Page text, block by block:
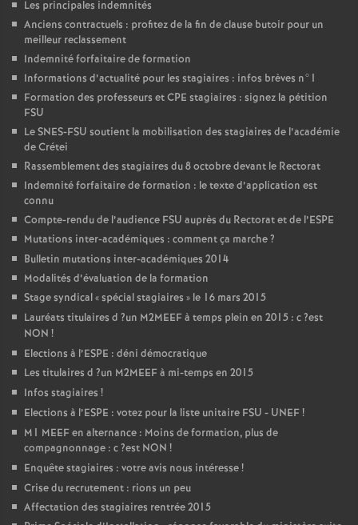
Les principales indemnités
Anciens contractuels : profitez de la fin de clause butoir pour un
meilleur reclassement
Indemnité forfaitaire de formation
Informations d’actualité pour les stagiaires : infos brèves n°1
Formation des professeurs etCPE stagiaires : signez la pétition
FSU
LeSNES-FSU soutient la mobilisation des stagiaires de l’académie
de Crétei
Rassemblement des stagiaires du 8 octobre devant le Rectorat
Indemnité forfaitaire de formation : le texte d’application est
connu
Compte-rendu de l’audience FSU auprès du Rectorat et de l’ESPE
Mutations inter-académiques : comment ça marche?
Bulletin mutations inter-académiques 2014
Modalités d’évaluation de la formation
Stage syndical «spécial stagiaires » le 16 mars 2015
Lauréats titulaires d ?un M2MEEFà temps plein en 2015 : c?est
NON !
Elections à l’ESPE : déni démocratique
Les titulaires d ?un M2MEEFà mi-temps en 2015
Infos stagiaires !
Elections à l’ESPE : votez pour la liste unitaire FSU - UNEF!
M1 MEEFen alternance : Moins de formation, plus de
compagnonnage : c?est NON !
Enquête stagiaires : votre avis nous intéresse!
Crise du recrutement : rions un peu
Affectation des stagiaires rentrée 2015